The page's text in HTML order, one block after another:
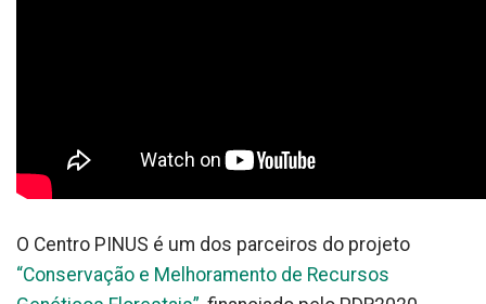
O Centro PINUS é um dos parceiros do projeto
“Conservação e Melhoramento de Recursos